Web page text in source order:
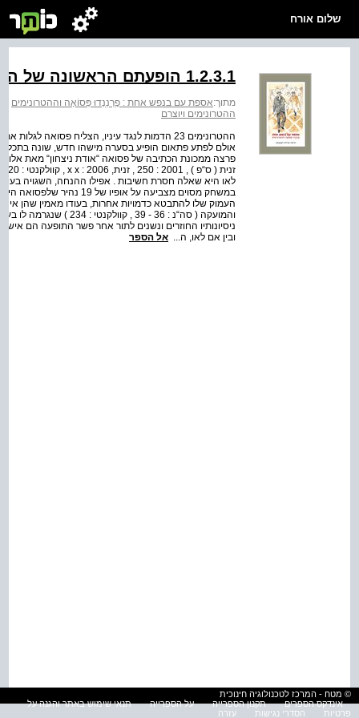
שלום אורח
1.2.3.1 הופעתם הראשונה של ההטרונימים
מתוך:אספת עם בנפש אחת : פֶרְנַנְדוּ פְּסוֹאָה וההטרונימים
ההטרונימים ויוצרם
ההטרונימים 23 הדמות לנגד עיניו, הצליח
אולם לפתע פתאום הופיע בסערה מישהו חדש, שונה בתכלית
פרצה ממכונת הכתיבה של פסואה “אודת ניצחון“ מאת
לאו היא שאלה חסרת חשיבות . אפילו ההנחה, השגויה
במשחק מסוים מצביעה על
העמוק שלו להתבטא כדמויות אחרות, בעודו מאמין שהן
והמועקה ( סה“נ : 36 -
ניסיונותיו החוזרים ונשנים לתור אחר פשר התופעה הם
ובין אם לאו, ה... אל הספר
© מטח - המרכז לטכנולוגיה חינוכית
אינדקס הספרים
תקנון הספרייה על הספרייה
תנאי שימוש באתר והגנה על
פרטיות
הסדרי נגישות עזרה